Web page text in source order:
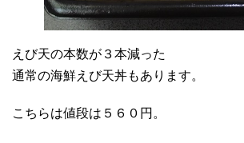
えび天の本数が３本減った
通常の海鮮えび天丼もあります。
こちらは値段は５６０円。